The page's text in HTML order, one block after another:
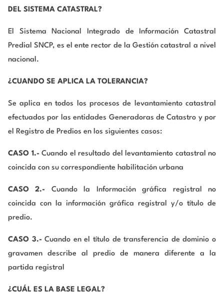
DEL SISTEMA CATASTRAL?
El Sistema Nacional Integrado de Información Catastral
Predial SNCP, es el ente rector de la Gestión catastral a nivel
nacional.
¿CUANDO SE APLICA LA TOLERANCIA?
Se aplica en todos los procesos de levantamiento catastral
efectuados por las entidades Generadoras de Catastro y por
el Registro de Predios en los siguientes casos:
CASO 1.- Cuando el resultado del levantamiento catastral no
coincida con su correspondiente habilitación urbana
CASO 2.- Cuando la Información gráfica registral no
coincida con la información gráfica registral y/o título de
predio.
CASO 3.- Cuando en el título de transferencia de dominio o
gravamen describe al predio de manera diferente a la
partida registral
¿CUÁL ES LA BASE LEGAL?